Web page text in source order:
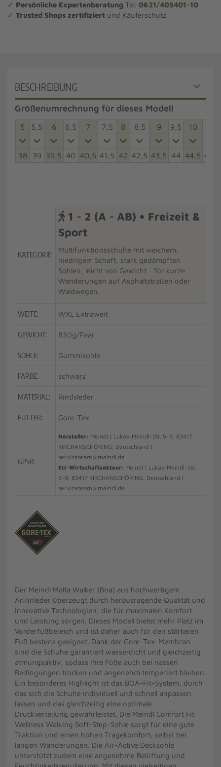
✓ Persönliche Expertenberatung Tel. 0621/405401-10
✓ Trusted Shops zertifiziert und Käuferschutz
BESCHREIBUNG
Größenumrechnung für dieses Modell
5 5,5 6 6,5 7 7,5 8 8,5 9 9,5 10
38 39 39,5 40 40,5 41,5 42 42,5 43,5 44 44,5 45,5
KATEGORIE:
1 - 2 (A - AB) • Freizeit &
Sport
Multifunktionsschuhe mit weichem,
niedrigem Schaft, stark gedämpften
Sohlen, leicht von Gewicht - für kurze
Wanderungen auf Asphaltstraßen oder
Waldwegen.
WEITE: WXL Extraweit
GEWICHT: 830g/Paar
SOHLE: Gummisohle
FARBE: schwarz
MATERIAL: Rindsleder
FUTTER: Gore-Tex
GPSR:
Hersteller: Meindl | Lukas-Meindl-Str. 5-9, 83417
KIRCHANSCHÖRING, Deutschland |
serviceteam@meindl.de
EU-Wirtschaftsakteur: Meindl | Lukas-Meindl-Str.
5-9, 83417 KIRCHANSCHÖRING, Deutschland |
serviceteam@meindl.de
Der Meindl Malta Walker (Boa) aus hochwertigem
Anilinleder überzeugt durch herausragende Qualität und
innovative Technologien, die für maximalen Komfort
und Leistung sorgen. Dieses Modell bietet mehr Platz im
Vorderfußbereich und ist daher auch für den stärkeren
Fuß bestens geeignet. Dank der Gore-Tex-Membran
sind die Schuhe garantiert wasserdicht und gleichzeitig
atmungsaktiv, sodass Ihre Füße auch bei nassen
Bedingungen trocken und angenehm temperiert bleiben.
Ein besonderes Highlight ist das BOA-Fit-System, durch
das sich die Schuhe individuell und schnell anpassen
lassen und das gleichzeitig eine optimale
Druckverteilung gewährleistet. Die Meindl Comfort Fit
Wellness Walking Soft-Step-Sohle sorgt für eine gute
Traktion und einen hohen Tragekomfort, selbst bei
langen Wanderungen. Die Air-Active Decksohle
unterstützt zudem eine angenehme Belüftung und